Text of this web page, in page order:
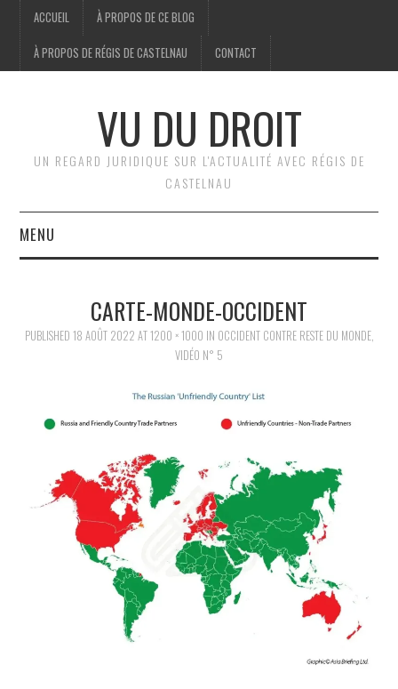
ACCUEIL À PROPOS DE CE BLOG
À PROPOS DE RÉGIS DE CASTELNAU CONTACT
VU DU DROIT
UN REGARD JURIDIQUE SUR L'ACTUALITÉ AVEC RÉGIS DE
CASTELNAU
MENU
POLITIQUE
CULTURE
SPORT
CARTE-MONDE-OCCIDENT
PUBLISHED 18 AOÛT 2022 AT1200 × 1000 IN OCCIDENT CONTRE RESTE DU MONDE,
VIDÉO N° 5